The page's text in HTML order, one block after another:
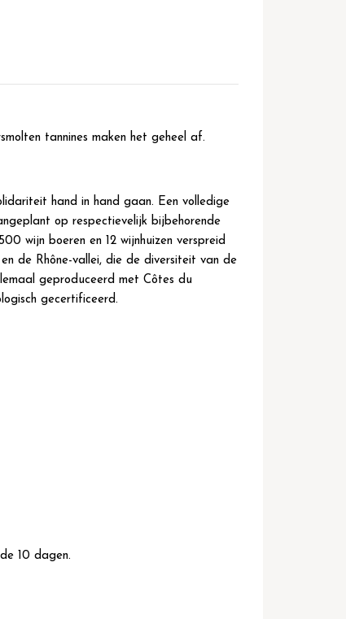
tannines maken het geheel af.
hand in hand gaan. Een volledige
op respectievelijk bijbehorende
wijn boeren en 12 wijnhuizen verspreid
de Rhône-vallei, die de diversiteit van de
geproduceerd met Côtes du
gecertificeerd.
10 dagen.